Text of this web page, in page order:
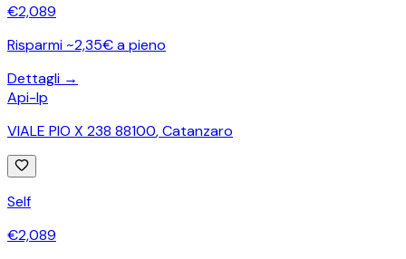
€2,089
Risparmi ~2,35€ a pieno
Dettagli →
Api-Ip
VIALE PIO X 238 88100,Catanzaro
Self
€2,089